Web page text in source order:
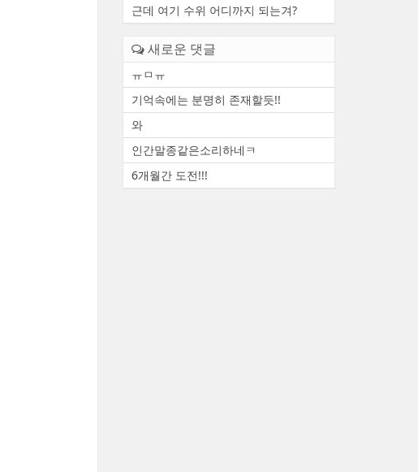
근데 여기 수위 어디까지 되는겨?
새로운 댓글
ㅠㅁㅠ
기억속에는 분명히 존재할듯!!
와
인간말종같은소리하네ㅋ
6개월간 도전!!!